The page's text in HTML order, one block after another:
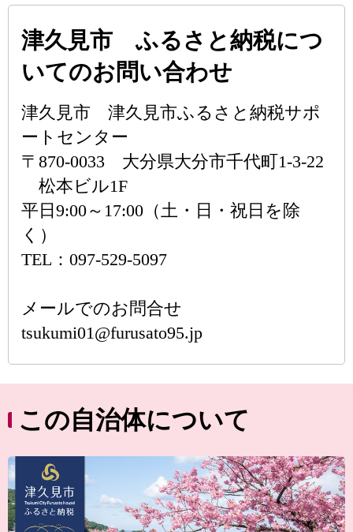
津久見市 ふるさと納税につ
いてのお問い合わせ
津久見市 津久見市ふるさと納税サポ
ートセンター
〒870-0033 大分県大分市千代町1-3-22
松本ビル1F
平日9:00～17:00（土・日・祝日を除
く）
TEL：097-529-5097
メールでのお問合せ
tsukumi01@furusato95.jp
この自治体について